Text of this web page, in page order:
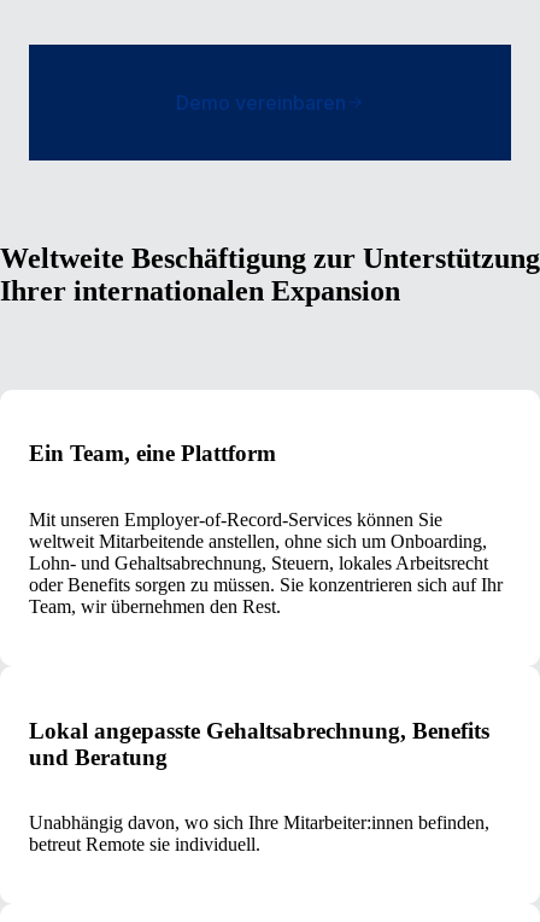
Demo vereinbaren
Weltweite Beschäftigung zur Unterstützung
Ihrer internationalen Expansion
Ein Team, eine Plattform
Mit unseren Employer-of-Record-Services können Sie
weltweit Mitarbeitende anstellen, ohne sich um Onboarding,
Lohn- und Gehaltsabrechnung, Steuern, lokales Arbeitsrecht
oder Benefits sorgen zu müssen. Sie konzentrieren sich auf Ihr
Team, wir übernehmen den Rest.
Lokal angepasste Gehaltsabrechnung, Benefits
und Beratung
Unabhängig davon, wo sich Ihre Mitarbeiter:innen befinden,
betreut Remote sie individuell.